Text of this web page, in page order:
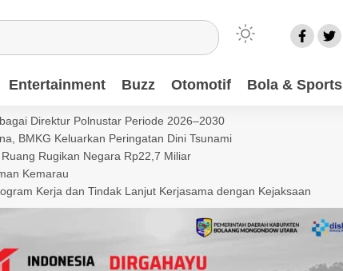
Entertainment Buzz Otomotif Bola & Sports
Direktur Polnustar Periode 2026–2030
BMKG Keluarkan Peringatan Dini Tsunami
Rugikan Negara Rp22,7 Miliar
Kemarau
Kerja dan Tindak Lanjut Kerjasama dengan Kejaksaan